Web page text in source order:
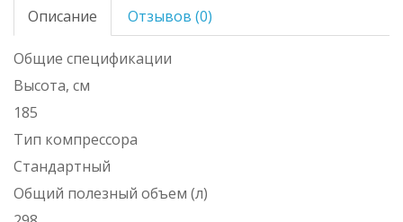
Описание Отзывов (0)
Общие спецификации
Высота, см
185
Тип компрессора
Стандартный
Общий полезный объем (л)